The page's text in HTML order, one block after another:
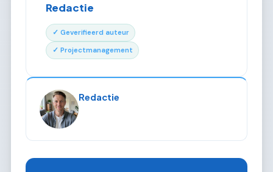
Redactie
✓ Geverifieerd auteur
✓ Projectmanagement
Redactie